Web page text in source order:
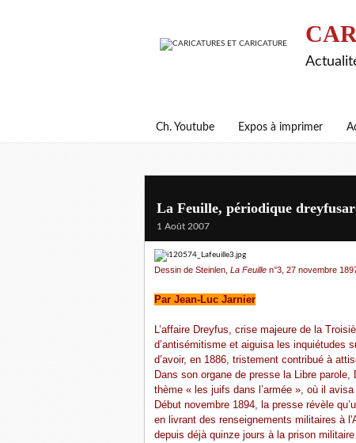
Ch. Youtube Expos à imprimer
La Feuille, périodique
1 Août 2007
Dessin de Steinlen, La Feuille n°3, 27 novembre
Par Jean-Luc Jarnier
L’affaire Dreyfus, crise majeure de la
d’antisémitisme et aiguisa les inquiétudes
d’avoir, en 1886, tristement contribué à
Dans son organe de presse la Libre
thème « les juifs dans l’armée », où il
Début novembre 1894, la presse révèle
en livrant des renseignements militaires à
depuis déjà quinze jours à la prison